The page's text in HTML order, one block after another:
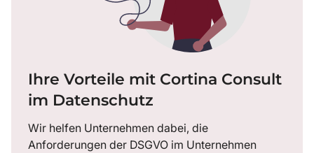
Ihre Vorteile mit Cortina Consult
im Datenschutz
Wir helfen Unternehmen dabei, die
Anforderungen der DSGVO im Unternehmen